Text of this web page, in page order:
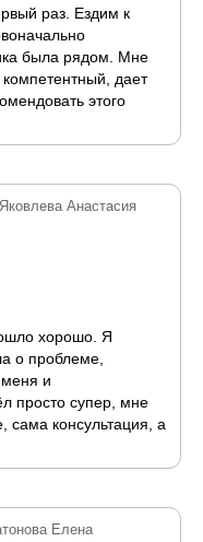
раз. Ездим к
была рядом. Мне
дает
этого
Анастасия
хорошо. Я
о проблеме,
и
просто супер, мне
сама консультация, а
Елена